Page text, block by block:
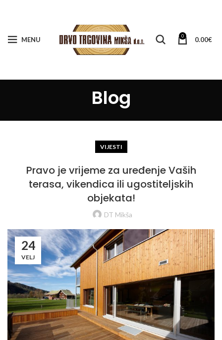
MENU 0 0.00€
Blog
VIJESTI
Pravo je vrijeme za uređenje Vaših
terasa, vikendica ili ugostiteljskih
objekata!
DT Mikša
24
VELJ